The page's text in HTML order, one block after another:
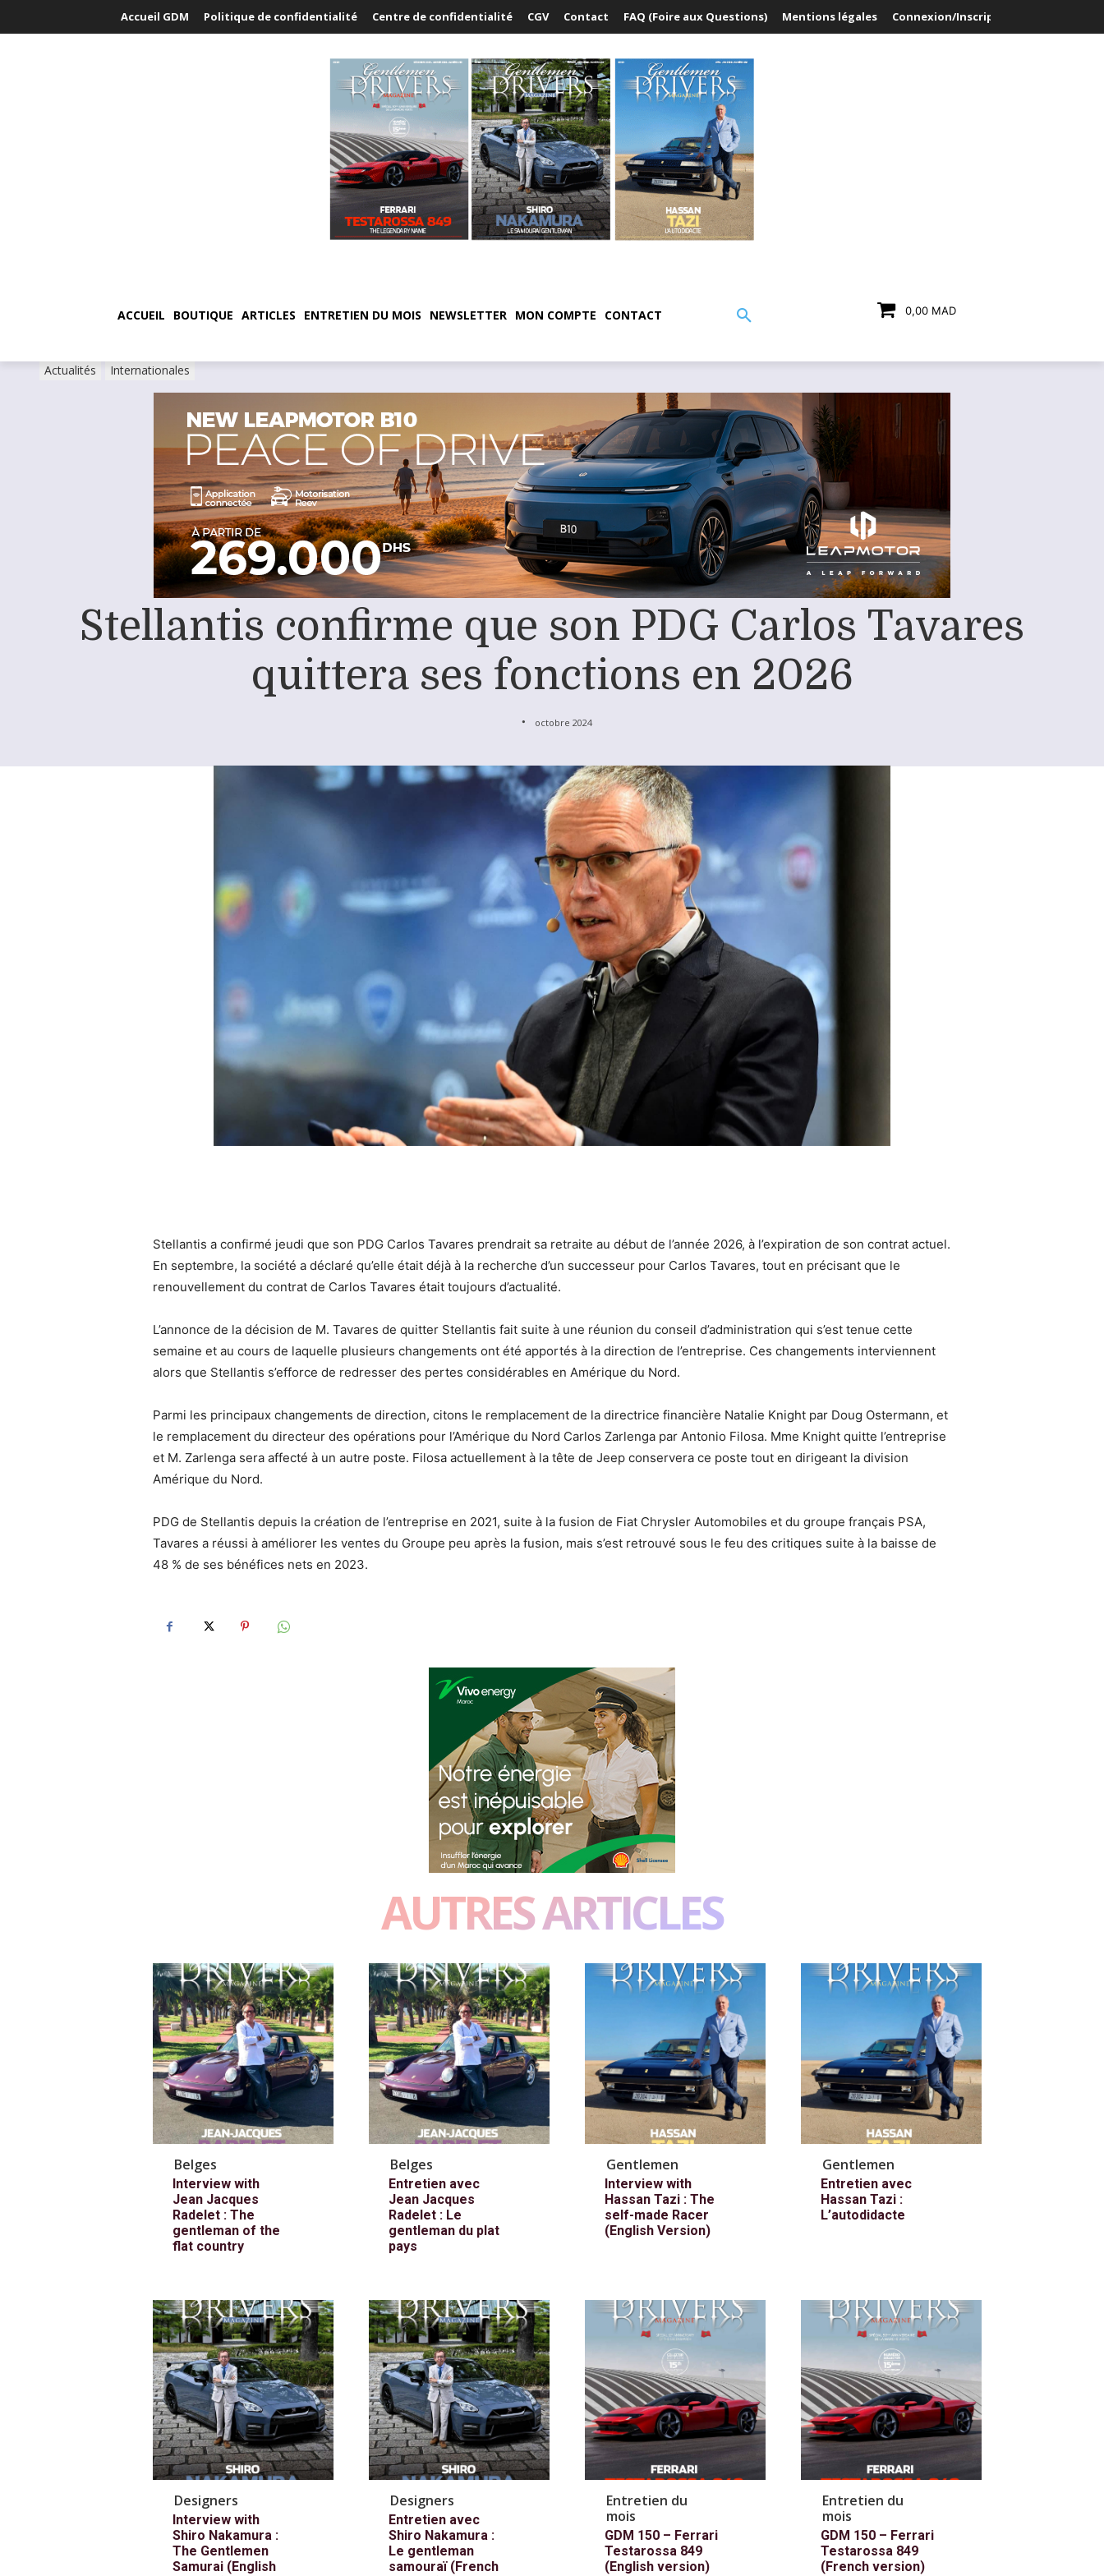
Accueil GDM Politique de confidentialité Centre de confidentialité CGV Contact FAQ (Foire aux Questions) Mentions légales Connexion/Inscription
ACCUEIL BOUTIQUE ARTICLES ENTRETIEN DU MOIS NEWSLETTER MON COMPTE CONTACT 0,00 MAD
Actualités Internationales
Stellantis confirme que son PDG Carlos Tavares
quittera ses fonctions en 2026
octobre 2024
Stellantis a confirmé jeudi que son PDG Carlos Tavares prendrait sa retraite au début de l’année 2026, à l’expiration de son contrat actuel.
En septembre, la société a déclaré qu’elle était déjà à la recherche d’un successeur pour Carlos Tavares, tout en précisant que le
renouvellement du contrat de Carlos Tavares était toujours d’actualité.
L’annonce de la décision de M. Tavares de quitter Stellantis fait suite à une réunion du conseil d’administration qui s’est tenue cette
semaine et au cours de laquelle plusieurs changements ont été apportés à la direction de l’entreprise. Ces changements interviennent
alors que Stellantis s’efforce de redresser des pertes considérables en Amérique du Nord.
Parmi les principaux changements de direction, citons le remplacement de la directrice financière Natalie Knight par Doug Ostermann, et
le remplacement du directeur des opérations pour l’Amérique du Nord Carlos Zarlenga par Antonio Filosa. Mme Knight quitte l’entreprise
et M. Zarlenga sera affecté à un autre poste. Filosa actuellement à la tête de Jeep conservera ce poste tout en dirigeant la division
Amérique du Nord.
PDG de Stellantis depuis la création de l’entreprise en 2021, suite à la fusion de Fiat Chrysler Automobiles et du groupe français PSA,
Tavares a réussi à améliorer les ventes du Groupe peu après la fusion, mais s’est retrouvé sous le feu des critiques suite à la baisse de
48 % de ses bénéfices nets en 2023.
AUTRES ARTICLES
Belges
Interview with
Jean Jacques
Radelet : The
gentleman of the
flat country
Belges
Entretien avec
Jean Jacques
Radelet : Le
gentleman du plat
pays
Gentlemen
Interview with
Hassan Tazi : The
self-made Racer
(English Version)
Gentlemen
Entretien avec
Hassan Tazi :
L’autodidacte
Designers
Interview with
Shiro Nakamura :
The Gentlemen
Samurai (English
Designers
Entretien avec
Shiro Nakamura :
Le gentleman
samouraï (French
Entretien du
mois
GDM 150 – Ferrari
Testarossa 849
(English version)
Entretien du
mois
GDM 150 – Ferrari
Testarossa 849
(French version)